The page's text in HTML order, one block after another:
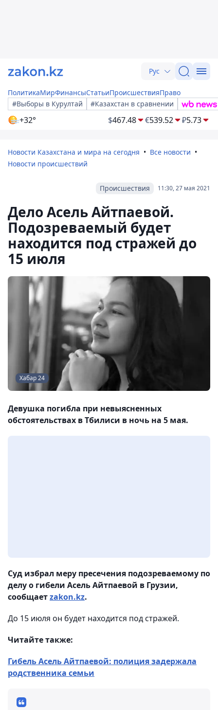
Рус
ПолитикаМирФинансыСтатьиПроисшествияПраво
#Выборы в Курултай
#Казахстан в сравнении
+32° $467.48 €539.52 ₽5.73
Новости Казахстана и мира на сегодня
Все новости
Новости происшествий
11:30, 27 мая 2021
Происшествия
Дело Асель Айтпаевой.
Подозреваемый будет
находится под стражей до
15 июля
Хабар 24
Девушка погибла при невыясненных
обстоятельствах в Тбилиси в ночь на 5 мая.
Суд избрал меру пресечения подозреваемому по
делу о гибели Асель Айтпаевой в Грузии,
сообщаетzakon.kz.
До 15 июля он будет находится под стражей.
Читайте также:
Гибель Асель Айтпаевой: полиция задержала
родственника семьи